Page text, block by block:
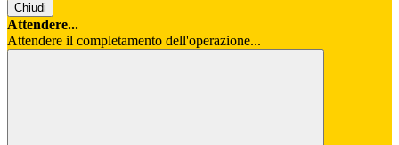
Chiudi
Attendere...
Attendere il completamento dell'operazione...